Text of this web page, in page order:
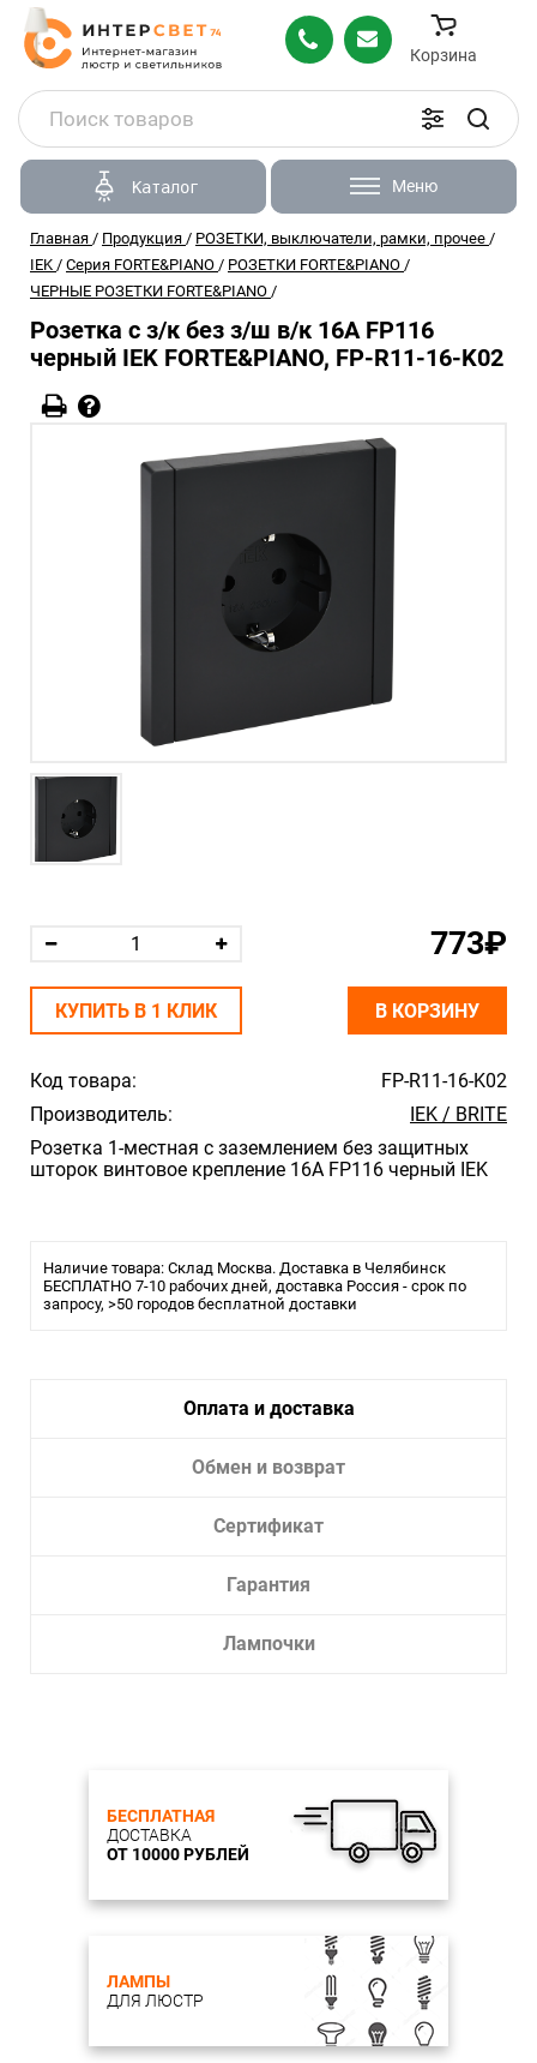
Корзина
Каталог Меню
Главная / Продукция / РОЗЕТКИ, выключатели, рамки, прочее /
IEK / Серия FORTE&PIANO / РОЗЕТКИ FORTE&PIANO /
ЧЕРНЫЕ РОЗЕТКИ FORTE&PIANO /
Розетка с з/к без з/ш в/к 16А FP116
черный IEK FORTE&PIANO, FP-R11-16-K02
Код товара:
FP-R11-16-K02
Производитель:
IEK / BRITE
Розетка 1-местная с заземлением без защитных
шторок винтовое крепление 16А FP116 черный IEK
Наличие товара: Склад Москва. Доставка в Челябинск
БЕСПЛАТНО 7-10 рабочих дней, доставка Россия - срок по
запросу, >50 городов бесплатной доставки
773₽
КУПИТЬ В 1 КЛИК В КОРЗИНУ
Оплата и доставка
Обмен и возврат
Сертификат
Гарантия
Лампочки
БЕСПЛАТНАЯ
ДОСТАВКА
ОТ 10000 РУБЛЕЙ
ЛАМПЫ
ДЛЯ ЛЮСТР